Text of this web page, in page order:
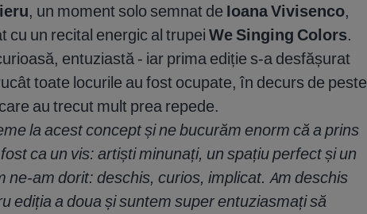
, un moment solo semnat de Ioana Vivisenco,
cu un recital energic al trupei We Singing Colors.
entuziastă - iar prima ediție s-a desfășurat
toate locurile au fost ocupate, în decurs de peste
au trecut mult prea repede.
la acest concept și ne bucurăm enorm că a prins
ca un vis: artiști minunați, un spațiu perfect și un
ne-am dorit: deschis, curios, implicat. Am deschis
ediția a doua și suntem super entuziasmați să